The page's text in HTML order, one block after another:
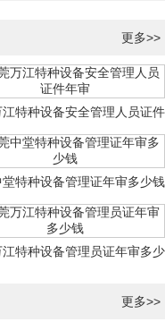
更多>>
江特种设备安全管理人员证件
年审
堂特种设备管理证年审多少钱
江特种设备管理员证年审多少
更多>>